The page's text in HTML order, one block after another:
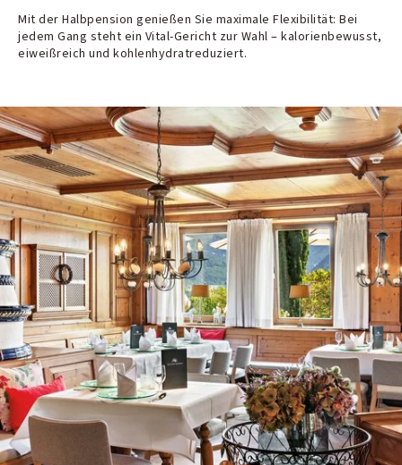
Mit der Halbpension genießen Sie maximale Flexibilität: Bei
jedem Gang steht ein Vital-Gericht zur Wahl – kalorienbewusst,
eiweißreich und kohlenhydratreduziert.